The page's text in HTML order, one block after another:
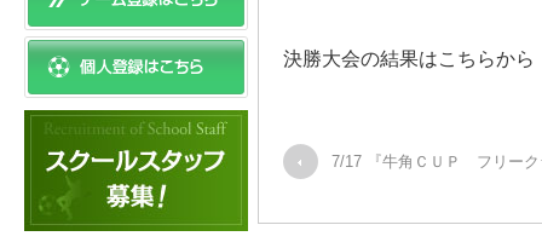
決勝大会の結果はこち
7/17 『牛角ＣＵＰ フリーク